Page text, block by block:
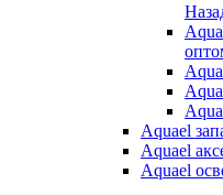
Aquael
Aquael
Aquael